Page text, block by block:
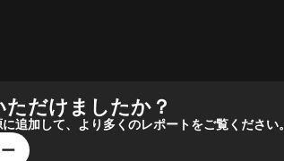
だけましたか？
加して、より多くのレポートをご覧ください。